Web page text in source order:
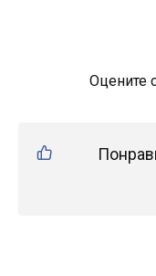
Оцените